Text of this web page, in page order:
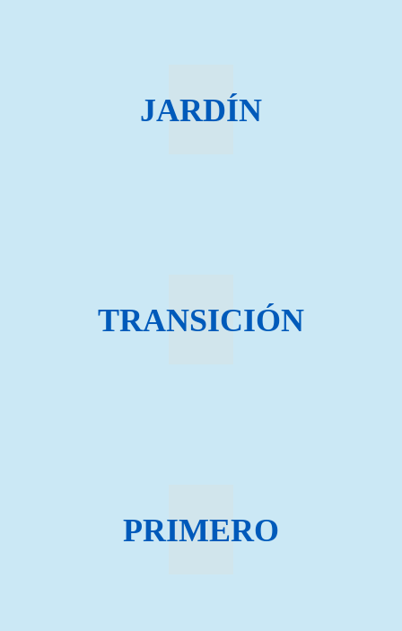
JARDÍN
TRANSICIÓN
PRIMERO